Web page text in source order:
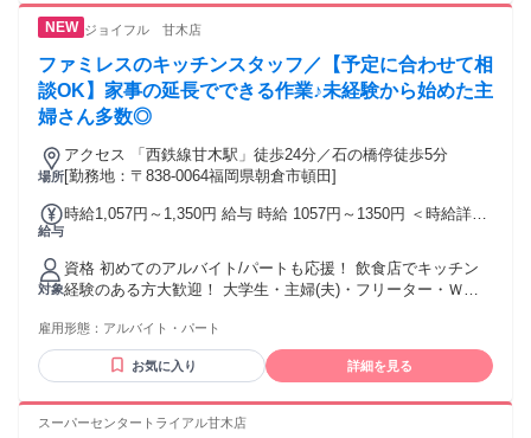
ジョイフル 甘木店
ファミレスのキッチンスタッフ／【予定に合わせて相
談OK】家事の延長でできる作業♪未経験から始めた主
婦さん多数◎
場所
アクセス 「西鉄線甘木駅」徒歩24分／石の橋停徒歩5分
[勤務地：〒838-0064福岡県朝倉市頓田]
給与
時給1,057円～1,350円 給与 時給 1057円～1350円 ＜時給詳細
1150～1350円 ・18:00～22:00/時給1150～1350円 ・22:00～
24:00/時給1438～1688円 ・0:00～5:00/時給1438～1688円 ・
高校生/時給1057円 ※22:00～翌5:00は深夜割増手当含む
対象
資格 初めてのアルバイト/パートも応援！ 飲食店でキッチン
経験のある方大歓迎！ 大学生・主婦(夫)・フリーター・Ｗワ
は18歳以上 【 こんな方にオススメ！ 】 ・カフェやレストラ
ン、居酒屋など飲食店勤務経験がある方 ・ホール、接客業務
の経験がある方 ・接客業・受付など人と接する仕事が好きな
り新しい職場を探している方 ・ハローワークでお仕事を探し
雇用形態： アルバイト・パート
お気に入り 詳細を見る
スーパーセンタートライアル甘木店